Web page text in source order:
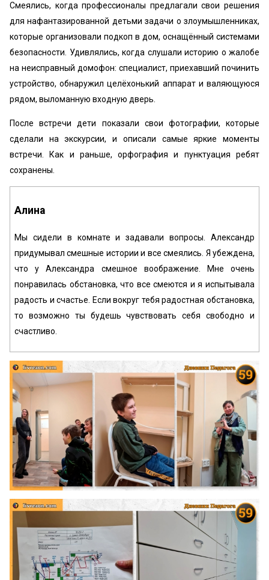
Смеялись, когда профессионалы предлагали свои решения
для нафантазированной детьми задачи о злоумышленниках,
которые организовали подкоп в дом, оснащённый системами
безопасности. Удивлялись, когда слушали историю о жалобе
на неисправный домофон: специалист, приехавший починить
устройство, обнаружил целёхонький аппарат и валяющуюся
рядом, выломанную входную дверь.
После встречи дети показали свои фотографии, которые
сделали на экскурсии, и описали самые яркие моменты
встречи. Как и раньше, орфография и пунктуация ребят
сохранены.
Алина
Мы сидели в комнате и задавали вопросы. Александр
придумывал смешные истории и все смеялись. Я убеждена,
что у Александра смешное воображение. Мне очень
понравилась обстановка, что все смеются и я испытывала
радость и счастье. Если вокруг тебя радостная обстановка,
то возможно ты будешь чувствовать себя свободно и
счастливо.